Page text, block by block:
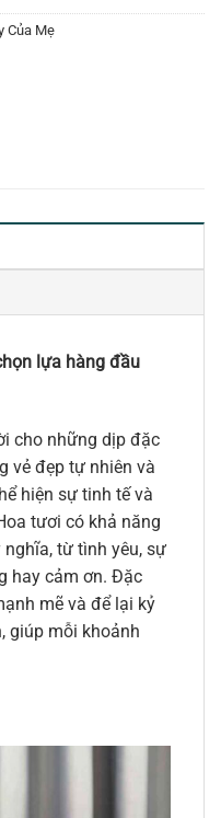
Của Mẹ
lựa hàng đầu
cho những dịp đặc
vẻ đẹp tự nhiên và
hiện sự tinh tế và
tươi có khả năng
từ tình yêu, sự
hay cảm ơn. Đặc
mẽ và để lại kỷ
giúp mỗi khoảnh